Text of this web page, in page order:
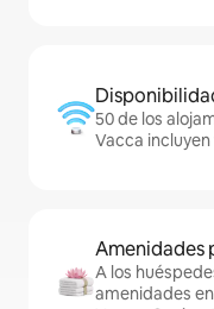
50 de los
Vacca
Amenidades
A los
amenidades